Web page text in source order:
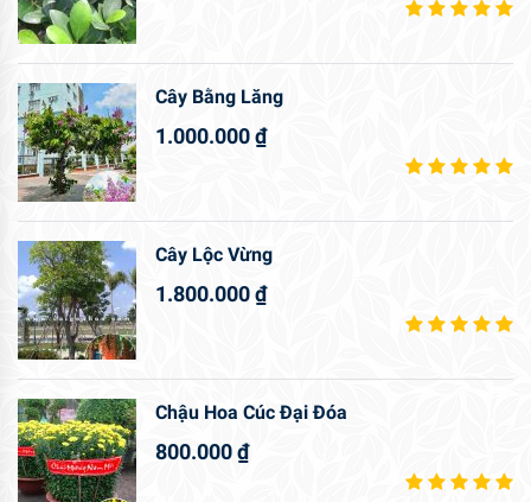
Cây Bằng Lăng
1.000.000₫
Cây Lộc Vừng
1.800.000₫
Chậu Hoa Cúc Đại Đóa
800.000₫